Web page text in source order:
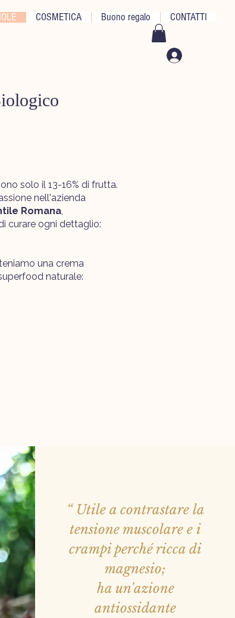
COSMETICA Buono regalo CONTATTI
solo il 13-16% di frutta.
nell'azienda
Romana,
curare ogni dettaglio:
una crema
naturale:
“ Utile a contrastare la
tensione muscolare e i
crampi perché ricca di
magnesio;
ha un'azione
antiossidante